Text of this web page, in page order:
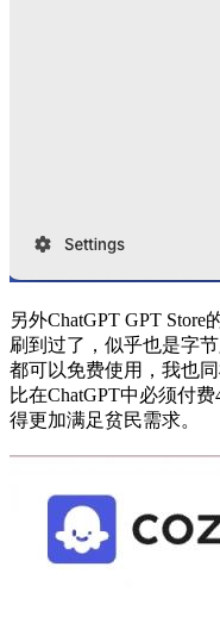
另外ChatGPT GPT
刷到过了，似乎也是字
都可以免费使用，我也
比在ChatGPT中必须付
得更加满足贫民需求。